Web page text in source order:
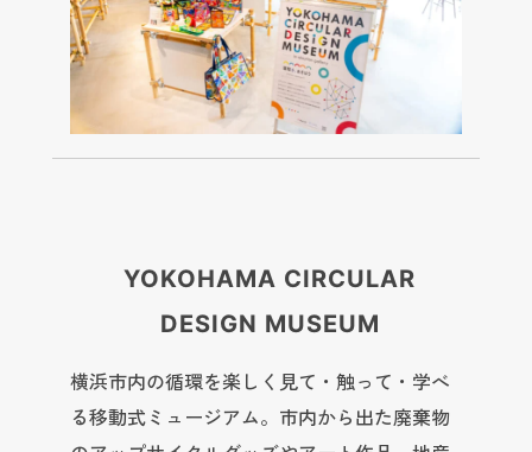
YOKOHAMA CIRCULAR
DESIGN MUSEUM
横浜市内の循環を楽しく見て・触って・学べ
る移動式ミュージアム。市内から出た廃棄物